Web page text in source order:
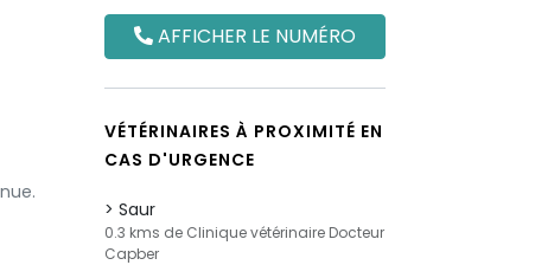
AFFICHER LE NUMÉRO
VÉTÉRINAIRES À PROXIMITÉ EN
CAS D'URGENCE
Saur
0.3 kms de Clinique vétérinaire Docteur
Capber